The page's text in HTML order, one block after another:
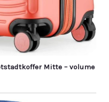
Mitte – volume